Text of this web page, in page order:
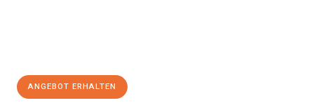
ANGEBOT ERHALTEN